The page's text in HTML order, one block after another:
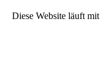
Diese Website läuft mit